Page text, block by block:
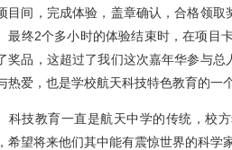
目间，完成体验，盖章确认，合格领
最终2个多小时的体验结束时，在项目
奖品，这超过了我们这次嘉年华参与
热爱，也是学校航天科技特色教育的一
技教育一直是航天中学的传统，校方
希望将来他们其中能有震惊世界的科学